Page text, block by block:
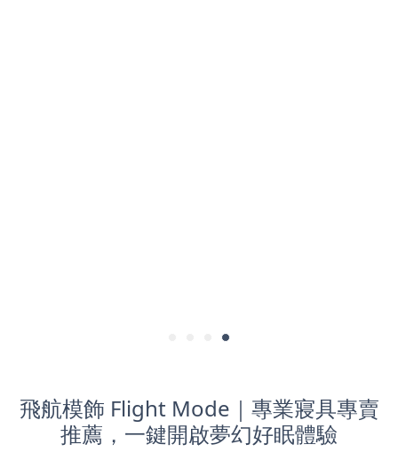
飛航模飾 Flight Mode｜專業寢具專賣
推薦，一鍵開啟夢幻好眠體驗